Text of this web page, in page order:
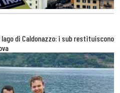
di Caldonazzo: i sub restituiscono